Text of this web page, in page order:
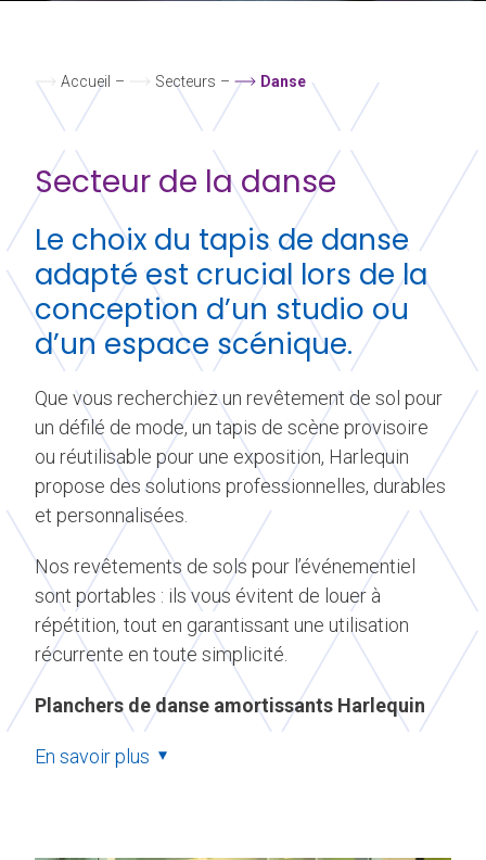
Accueil – Secteurs – Danse
Secteur de la danse
Le choix du tapis de danse
adapté est crucial lors de la
conception d’un studio ou
d’un espace scénique.
Que vous recherchiez un revêtement de sol pour
un défilé de mode, un tapis de scène provisoire
ou réutilisable pour une exposition, Harlequin
propose des solutions professionnelles, durables
et personnalisées.
Nos revêtements de sols pour l’événementiel
sont portables : ils vous évitent de louer à
répétition, tout en garantissant une utilisation
récurrente en toute simplicité.
Planchers de danse amortissants Harlequin
En savoir plus